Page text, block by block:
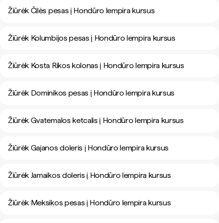
Žiūrėk Čilės pesas į Hondūro lempira kursus
Žiūrėk Kolumbijos pesas į Hondūro lempira kursus
Žiūrėk Kosta Rikos kolonas į Hondūro lempira kursus
Žiūrėk Dominikos pesas į Hondūro lempira kursus
Žiūrėk Gvatemalos ketcalis į Hondūro lempira kursus
Žiūrėk Gajanos doleris į Hondūro lempira kursus
Žiūrėk Jamaikos doleris į Hondūro lempira kursus
Žiūrėk Meksikos pesas į Hondūro lempira kursus